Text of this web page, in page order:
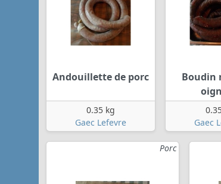
Andouillette de porc
0.35 kg
Gaec Lefevre
Boudin
Gaec
Porc